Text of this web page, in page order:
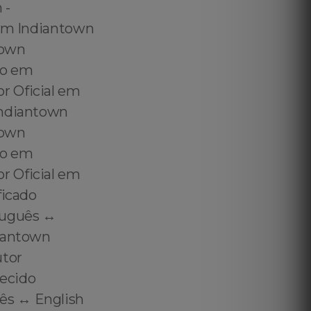
Translation in Indiantown - Immigration Certified Translation in Indiantown - Information About Translating Brazilian Documents for USCIS in Indiantown - USCIS Translat